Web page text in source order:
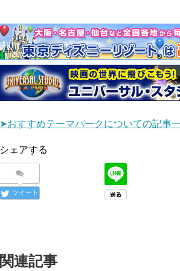
➤おすすめテーマパークについての記事
シェアする
ツイート
関連記事